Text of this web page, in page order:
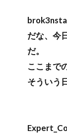
だな、今
だ。
ここまで
そういう